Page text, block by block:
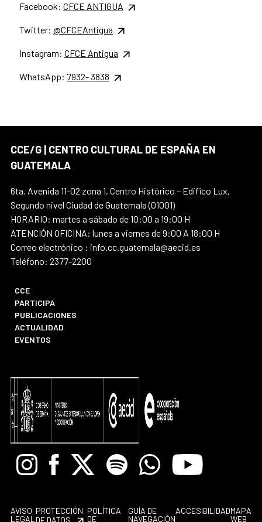
Facebook: CFCE ANTIGUA
Twitter: @CFCEAntigua
Instagram: CFCE Antigua
WhatsApp: 7932- 3838
CCE/G | CENTRO CULTURAL DE ESPAÑA EN
GUATEMALA
6ta. Avenida 11-02 zona 1, Centro Histórico – Edifico Lux,
Segundo nivel Ciudad de Guatemala (01001)
HORARIO: martes a sábado de 10:00 a 19:00 H
ATENCIÓN OFICINA: lunes a viernes de 9:00 A 18:00 H
Correo electrónico : info.cc.guatemala@aecid.es
Teléfono: 2377-2200
CCE
PARTICIPA
PUBLICACIONES
ACTUALIDAD
EVENTOS
InstagramFacebook
X Spotify WhatsappYoutube
AVISO
LEGAL
PROTECCIÓN
DE DATOS
POLÍTICA
DE
GUÍA DE
NAVEGACIÓN
ACCESIBILIDADMAPA
WEB